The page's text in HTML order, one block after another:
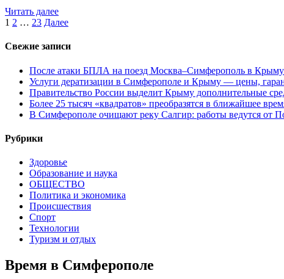
Читать далее
Пагинация
записей
1 2 … 23 Далее
Свежие записи
После атаки БПЛА на поезд Москва–Симферополь в Крыму
Услуги дератизации в Симферополе и Крыму — цены,
Правительство России выделит Крыму дополнительные
Более 25 тысяч «квадратов» преобразятся в ближайшее
В Симферополе очищают реку Салгир: работы ведутся от
Рубрики
Здоровье
Образование и наука
ОБЩЕСТВО
Политика и экономика
Происшествия
Спорт
Технологии
Туризм и отдых
Время в Симферополе